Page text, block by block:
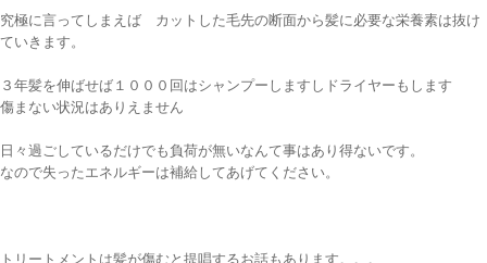
究極に言ってしまえば カットした毛先の断面から髪に必要な栄養素は抜け
ていきます。
３年髪を伸ばせば１０００回はシャンプーしますしドライヤーもします
傷まない状況はありえません
日々過ごしているだけでも負荷が無いなんて事はあり得ないです。
なので失ったエネルギーは補給してあげてください。
トリートメントは髪が傷むと提唱するお話もあります。。。